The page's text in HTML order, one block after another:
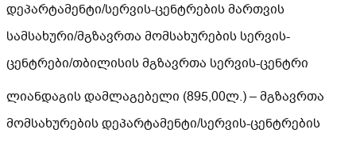
დეპარტამენტი/სერვის-ცენტრების მართვის
სამსახური/მგზავრთა მომსახურების სერვის-
ცენტრები/თბილისის მგზავრთა სერვის-ცენტრი
ლიანდაგის დამლაგებელი (895,00ლ.) – მგზავრთა
მომსახურების დეპარტამენტი/სერვის-ცენტრების